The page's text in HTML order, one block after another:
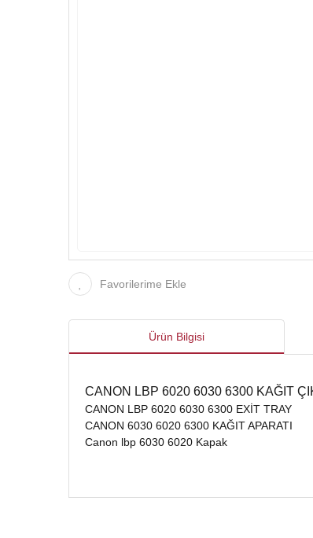
Favorilerime Ekle
Ürün Bilgisi
CANON LBP 6020 6030 6300 KAĞIT
CANON LBP 6020 6030 6300 EXİT TRAY
CANON 6030 6020 6300 KAĞIT APARATI
Canon lbp 6030 6020 Kapak
Bu ürünün fiyat bilgisi, resim, ürün